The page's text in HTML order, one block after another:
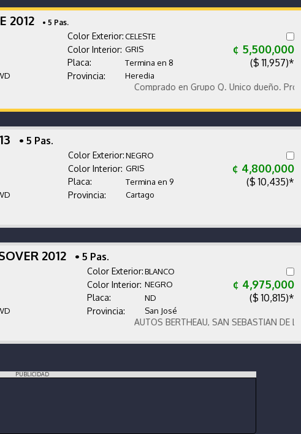
2012 • 5 Pas.
Color Exterior:CELESTE
¢ 5,500,000
($ 11,957)*
Color Interior: GRIS
Placa: Termina en 8
Provincia: Heredia
Comprado en Grupo Q. Único dueño.
• 5 Pas.
Color Exterior:NEGRO
¢ 4,800,000
($ 10,435)*
Color Interior: GRIS
Placa: Termina en 9
Provincia: Cartago
2012 • 5 Pas.
Color Exterior:BLANCO
¢ 4,975,000
($ 10,815)*
Color Interior: NEGRO
Placa: ND
Provincia: San José
AUTOS BERTHEAU, SAN SEBASTIAN DE LA
PUBLICIDAD